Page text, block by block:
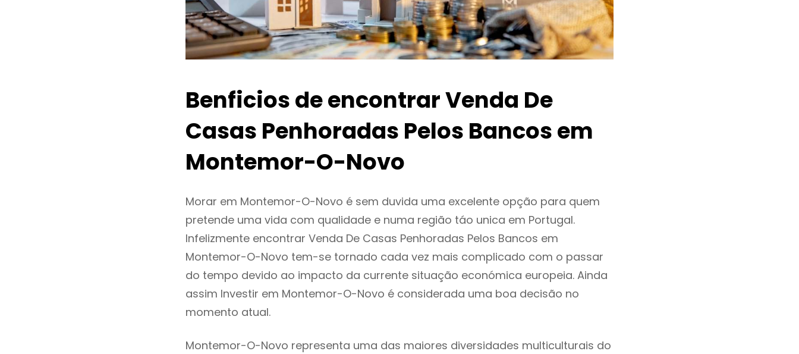
Benficios de encontrar Venda De
Casas Penhoradas Pelos Bancos em
Montemor-O-Novo
Morar em Montemor-O-Novo é sem duvida uma excelente opção para quem
pretende uma vida com qualidade e numa região táo unica em Portugal.
Infelizmente encontrar Venda De Casas Penhoradas Pelos Bancos em
Montemor-O-Novo tem-se tornado cada vez mais complicado com o passar
do tempo devido ao impacto da currente situação económica europeia. Ainda
assim Investir em Montemor-O-Novo é considerada uma boa decisão no
momento atual.
Montemor-O-Novo representa uma das maiores diversidades multiculturais do